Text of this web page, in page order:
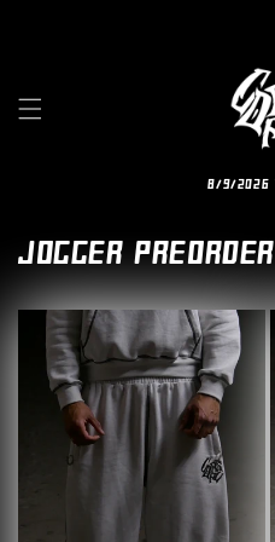
8/9/2026
JOGGER PREORDER